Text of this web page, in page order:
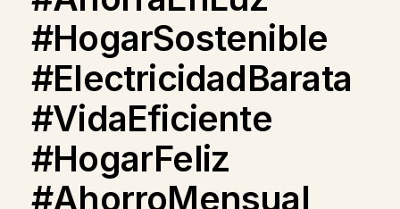
#HogarSostenible
#ElectricidadBarata
#VidaEficiente
#HogarFeliz
#AhorroMensual